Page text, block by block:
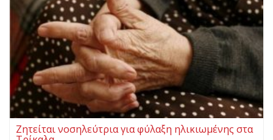
Ζητείται νοσηλεύτρια για φύλαξη ηλικιωμένης στα